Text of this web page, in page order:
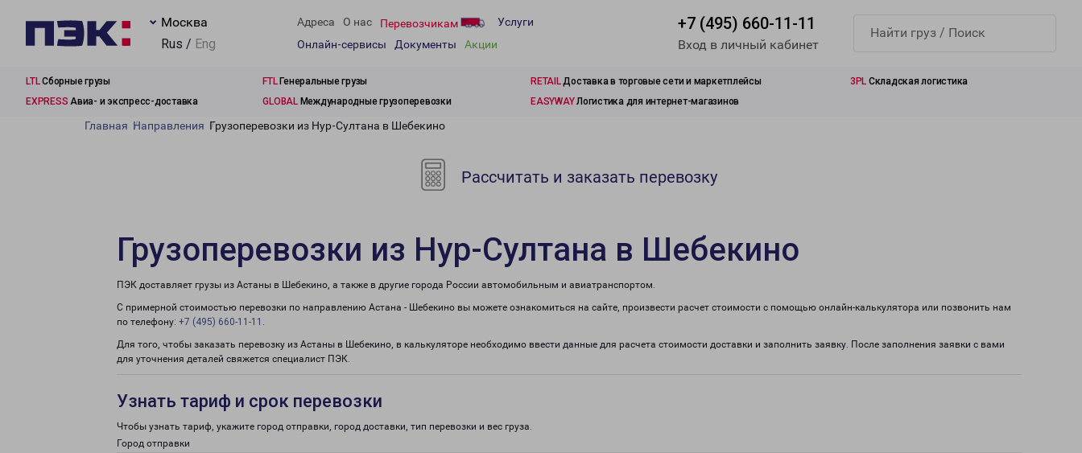
Москва
Rus / Eng
Адреса О нас Перевозчикам
Услуги
Онлайн-сервисы
Документы Акции
+7 (495) 660-11-11
Вход в личный кабинет
LTLСборные грузы FTLГенеральные грузы RETAILДоставка в торговые сети и маркетплейсы 3PL Складская логистика
EXPRESS Авиа- и экспресс-доставка GLOBALМеждународные грузоперевозки EASYWAYЛогистика для интернет-магазинов
Главная Направления Грузоперевозки из Нур-Султана в Шебекино
Рассчитать и заказать перевозку
Грузоперевозки из Нур-Султана в Шебекино
ПЭК доставляет грузы из Астаны в Шебекино, а также в другие города России автомобильным и авиатранспортом.
С примерной стоимостью перевозки по направлению Астана - Шебекино вы можете ознакомиться на сайте, произвести расчет стоимости с помощью онлайн-калькулятора или позвонить нам
по телефону: +7 (495) 660-11-11 .
Для того, чтобы заказать перевозку из Астаны в Шебекино, в калькуляторе необходимо ввести данные для расчета стоимости доставки и заполнить заявку. После заполнения заявки с вами
для уточнения деталей свяжется специалист ПЭК.
Узнать тариф и срок перевозки
Чтобы узнать тариф, укажите город отправки, город доставки, тип перевозки и вес груза.
Город отправки